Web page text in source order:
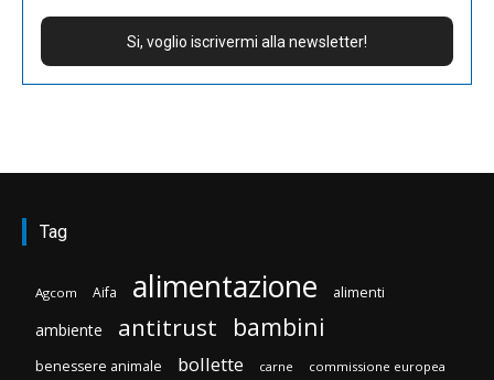
Tag
Agcom Aifa alimentazione alimenti
ambiente antitrust bambini
benessere animale bollette carne commissione europea